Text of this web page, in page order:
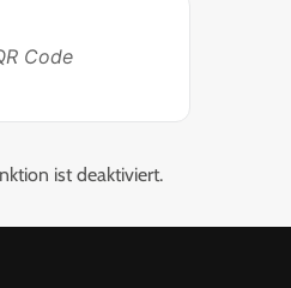
ist deaktiviert.